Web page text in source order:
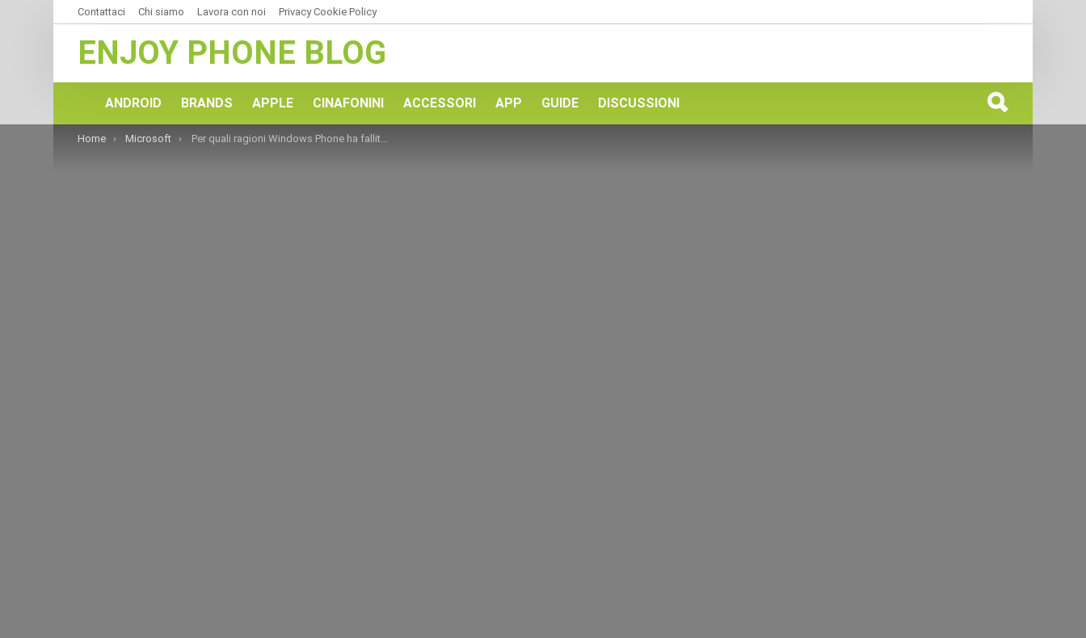
Contattaci Chi siamo Lavora con noi Privacy Cookie Policy
ENJOY PHONE BLOG
ANDROID BRANDS APPLE CINAFONINI ACCESSORI APP GUIDE DISCUSSIONI
You are here:
Home Microsoft Per quali ragioni Windows Phone ha fallito? Aspettando Windows 10